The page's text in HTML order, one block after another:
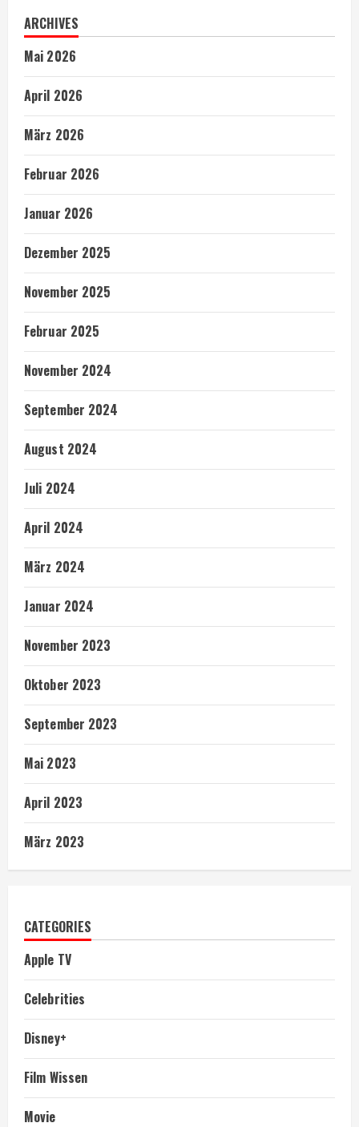
ARCHIVES
Mai 2026
April 2026
März 2026
Februar 2026
Januar 2026
Dezember 2025
November 2025
Februar 2025
November 2024
September 2024
August 2024
Juli 2024
April 2024
März 2024
Januar 2024
November 2023
Oktober 2023
September 2023
Mai 2023
April 2023
März 2023
CATEGORIES
Apple TV
Celebrities
Disney+
Film Wissen
Movie